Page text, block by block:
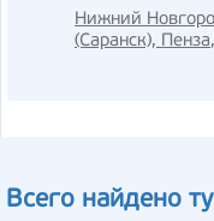
Нижний
(Саранск), Пенза,
Всего найдено